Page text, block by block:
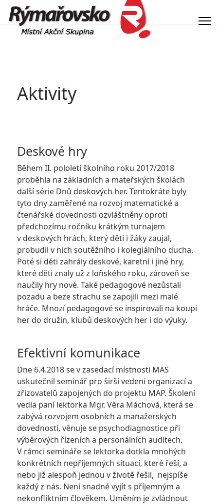
Aktivity
Deskové hry
Během II. pololetí školního roku 2017/2018
proběhla na základních a mateřských školách
další série Dnů deskových her. Tentokráte byly
tyto dny zaměřené na rozvoj matematické a
čtenářské dovednosti ozvláštněny oproti
předchozímu ročníku krátkým turnajem
v deskových hrách, který děti i žáky zaujal,
probudil v nich soutěžního i kolegiálního ducha.
Poté si děti zahrály deskové, karetní i jiné hry,
které děti znaly už z loňského roku, zároveň se
naučily hry nové. Také pedagogové nezůstali
pozadu a beze strachu se zapojili mezi malé
hráče. Mnozí pedagogové se inspirovali na koupi
her do družin, klubů deskových her i do výuky.
Efektivní komunikace
Dne 6.4.2018 se v zasedací místnosti MAS
uskutečnil seminář pro širší vedení organizací a
zřizovatelů zapojených do projektu MAP. Školení
vedla paní lektorka Mgr. Věra Máchová, která se
zabývá rozvojem osobních a manažerských
dovedností, věnuje se psychodiagnostice při
výběrových řízeních a personálních auditech.
V rámci semináře se lektorka dotkla mnohých
konkrétních nepříjemných situací, které řeší, a
nebo již alespoň jednou v životě řešil, nejspíše
každý z nás. Není snadné vyjít s příjemným a
nekonfliktním člověkem. Uměním je zvládnout